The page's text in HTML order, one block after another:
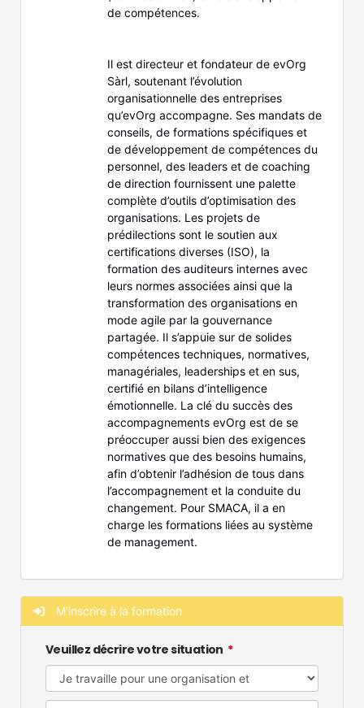
de compétences.
Il est directeur et fondateur de evOrg
Sàrl, soutenant l’évolution
organisationnelle des entreprises
qu’evOrg accompagne. Ses mandats de
conseils, de formations spécifiques et
de développement de compétences du
personnel, des leaders et de coaching
de direction fournissent une palette
complète d’outils d’optimisation des
organisations. Les projets de
prédilections sont le soutien aux
certifications diverses (ISO), la
formation des auditeurs internes avec
leurs normes associées ainsi que la
transformation des organisations en
mode agile par la gouvernance
partagée. Il s’appuie sur de solides
compétences techniques, normatives,
managériales, leaderships et en sus,
certifié en bilans d’intelligence
émotionnelle. La clé du succès des
accompagnements evOrg est de se
préoccuper aussi bien des exigences
normatives que des besoins humains,
afin d’obtenir l’adhésion de tous dans
l’accompagnement et la conduite du
changement. Pour SMACA, il a en
charge les formations liées au système
de management.
M'inscrire à la formation
Veuillez décrire votre situation